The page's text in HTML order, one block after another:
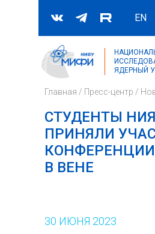
Форма
Поиск
EN
ЯДЕРНЫЙ
Главная / Пресс-центр /
СТУДЕНТЫ
ПРИНЯЛИ
КОНФЕРЕНЦИИ
В ВЕНЕ
30 ИЮНЯ 2023